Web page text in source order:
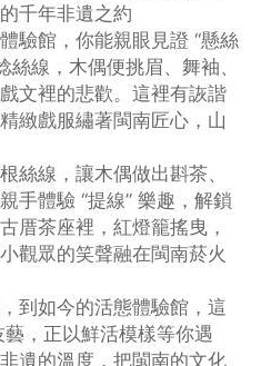
千年非遺之約
驗館，你能親眼見證 “懸絲
絲線，木偶便挑眉、舞袖、
文裡的悲歡。這裡有詼諧
緻戲服繡著閩南匠心，山
絲線，讓木偶做出斟茶、
手體驗 “提線” 樂趣，解鎖
厝茶座裡，紅燈籠搖曳，
觀眾的笑聲融在閩南菸火
到如今的活態體驗館，這
藝，正以鮮活模樣等你遇
遺的溫度，把閩南的文化